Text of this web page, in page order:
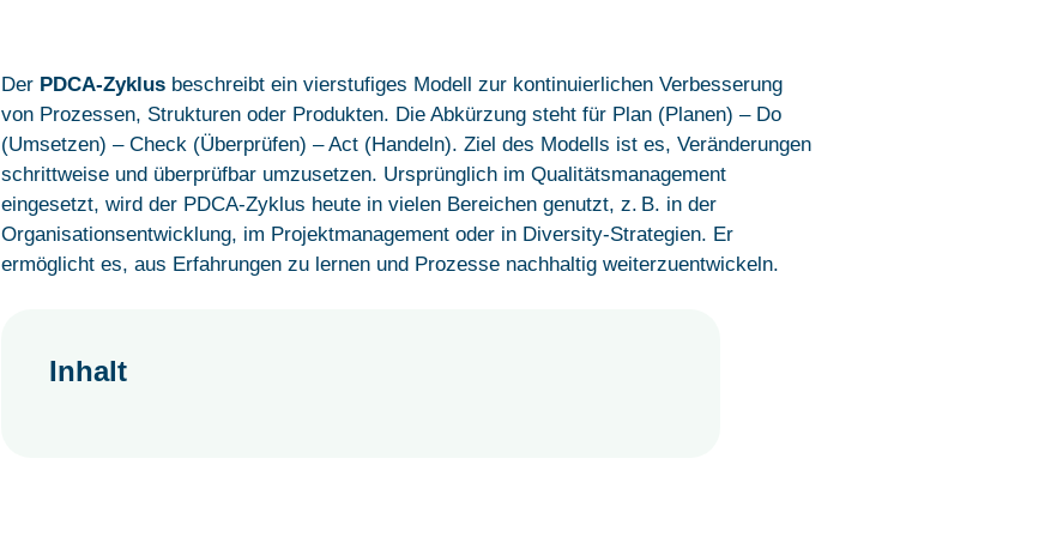
Der PDCA-Zyklusbeschreibt ein vierstufiges Modell zur kontinuierlichen Verbesserung
von Prozessen, Strukturen oder Produkten. Die Abkürzung steht für Plan (Planen) – Do
(Umsetzen) – Check (Überprüfen) – Act (Handeln). Ziel des Modells ist es, Veränderungen
schrittweise und überprüfbar umzusetzen. Ursprünglich im Qualitätsmanagement
eingesetzt, wird der PDCA-Zyklus heute in vielen Bereichen genutzt, z. B. in der
Organisationsentwicklung, im Projektmanagement oder in Diversity-Strategien. Er
ermöglicht es, aus Erfahrungen zu lernen und Prozesse nachhaltig weiterzuentwickeln.
Inhalt